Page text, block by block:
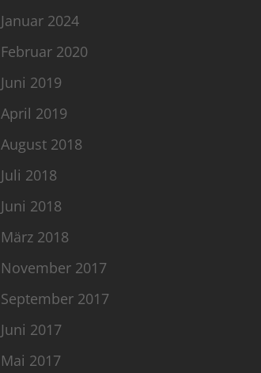
Januar 2024
Februar 2020
Juni 2019
April 2019
August 2018
Juli 2018
Juni 2018
März 2018
November 2017
September 2017
Juni 2017
Mai 2017